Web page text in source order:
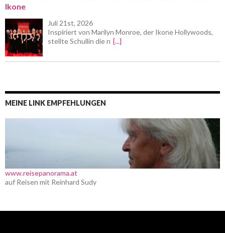
Ikone
Juli 21st, 2026
Inspiriert von Marilyn Monroe, der Ikone Hollywoods,
stellte Schullin die n [...]
MEINE LINK EMPFEHLUNGEN
www.reisepanorama.at
auf Reisen mit Reinhard Sudy